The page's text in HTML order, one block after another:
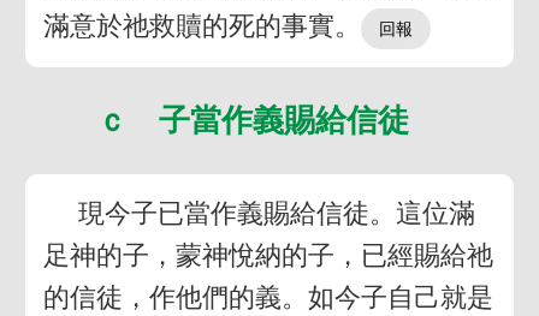
滿意於祂救贖的死的事實。
ｃ 子當作義賜給信徒
現今子已當作義賜給信徒。這位滿
足神的子，蒙神悅納的子，已經賜給祂
的信徒，作他們的義。如今子自己就是